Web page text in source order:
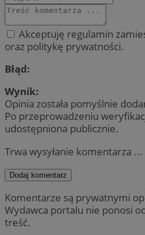
Akceptuję regulamin
oraz politykę prywatności.
Błąd:
Wynik:
Opinia została pomyślnie
Po przeprowadzeniu
udostępniona publicznie.
Trwa wysyłanie komentarza ...
Dodaj komentarz
Komentarze są prywatnymi
Wydawca portalu nie ponosi
treść.